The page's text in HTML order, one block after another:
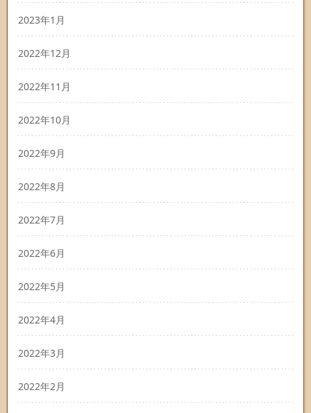
2023年1月
2022年12月
2022年11月
2022年10月
2022年9月
2022年8月
2022年7月
2022年6月
2022年5月
2022年4月
2022年3月
2022年2月